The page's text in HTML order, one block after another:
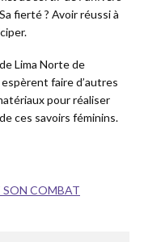
fierté ? Avoir réussi à
Lima Norte de
faire d’autres
pour réaliser
ces savoirs féminins.
SON COMBAT